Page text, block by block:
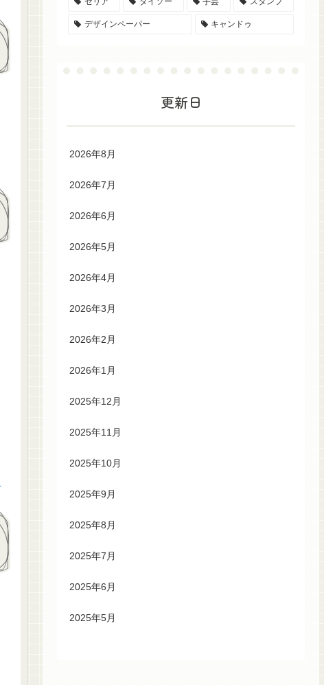
デザインペーパー キャンドゥ
更新日
2026年8月
2026年7月
2026年6月
2026年5月
2026年4月
2026年3月
2026年2月
2026年1月
2025年12月
2025年11月
2025年10月
2025年9月
2025年8月
2025年7月
2025年6月
2025年5月